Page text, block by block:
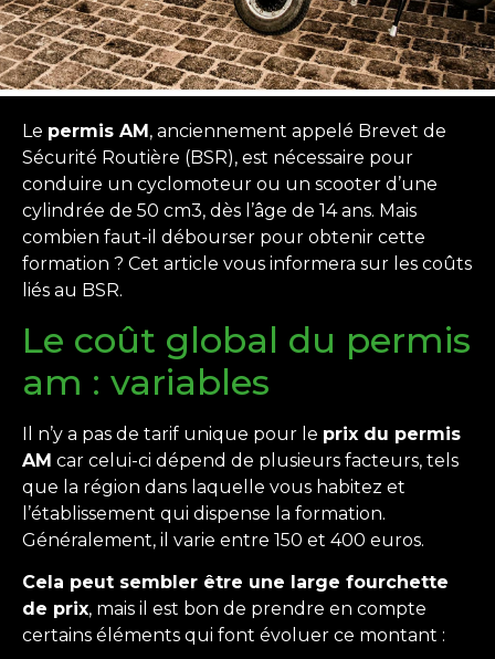
Le permis AM, anciennement appelé Brevet de
Sécurité Routière (BSR), est nécessaire pour
conduire un cyclomoteur ou un scooter d’une
cylindrée de 50 cm3, dès l’âge de 14 ans. Mais
combien faut-il débourser pour obtenir cette
formation ? Cet article vous informera sur les coûts
liés au BSR.
Le coût global du permis
am : variables
Il n’y a pas de tarif unique pour le prix du permis
AM car celui-ci dépend de plusieurs facteurs, tels
que la région dans laquelle vous habitez et
l’établissement qui dispense la formation.
Généralement, il varie entre 150 et 400 euros.
Cela peut sembler être une large fourchette
de prix, mais il est bon de prendre en compte
certains éléments qui font évoluer ce montant :